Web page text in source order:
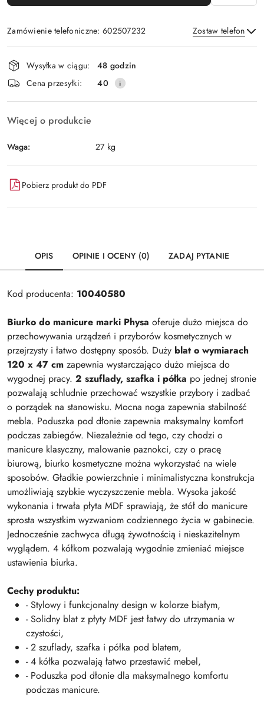
Zamówienie telefoniczne: 602507232 Zostaw telefon
Wyślij
Dostępność
i
dostawa
Wysyłka w ciągu:
48 godzin
Cena przesyłki:
40
Więcej o produkcie
Waga: 27 kg
Pobierz produkt do PDF
OPIS OPINIE I OCENY (0) ZADAJ PYTANIE
Kod producenta: 10040580
Biurko do manicure marki Physa oferuje dużo miejsca do
przechowywania urządzeń i przyborów kosmetycznych w
przejrzysty i łatwo dostępny sposób. Duży blat o wymiarach
120 x 47 cm zapewnia wystarczająco dużo miejsca do
wygodnej pracy. 2 szuflady, szafka i półka po jednej stronie
pozwalają schludnie przechować wszystkie przybory i zadbać
o porządek na stanowisku. Mocna noga zapewnia stabilność
mebla. Poduszka pod dłonie zapewnia maksymalny komfort
podczas zabiegów. Niezależnie od tego, czy chodzi o
manicure klasyczny, malowanie paznokci, czy o pracę
biurową, biurko kosmetyczne można wykorzystać na wiele
sposobów. Gładkie powierzchnie i minimalistyczna konstrukcja
umożliwiają szybkie wyczyszczenie mebla. Wysoka jakość
wykonania i trwała płyta MDF sprawiają, że stół do manicure
sprosta wszystkim wyzwaniom codziennego życia w gabinecie.
Jednocześnie zachwyca długą żywotnością i nieskazitelnym
wyglądem. 4 kółkom pozwalają wygodnie zmieniać miejsce
ustawienia biurka.
Cechy produktu:
- Stylowy i funkcjonalny design w kolorze białym,
- Solidny blat z płyty MDF jest łatwy do utrzymania w
czystości,
- 2 szuflady, szafka i półka pod blatem,
- 4 kółka pozwalają łatwo przestawić mebel,
- Poduszka pod dłonie dla maksymalnego komfortu
podczas manicure.